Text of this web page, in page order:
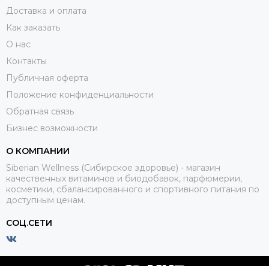
Доставка и оплата
Как заказать
О нас
Контакты
Публичная оферта
Положение конфиденциальности
Обратная связь
Бизнес возможности
О КОМПАНИИ
Siberian Wellness (Сибирское здоровье) - магазин
качественных витаминов и биодобавок, парфюмерии,
косметики, сбалансированного и спортивного питания по
доступным ценам.
СОЦ.СЕТИ